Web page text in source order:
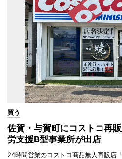
買う
佐賀・与賀町にコストコ再
労支援B型事業所が出店
24時間営業のコストコ商品無人再販店